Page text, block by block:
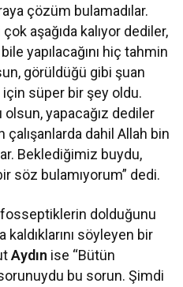
çözüm bulamadılar.
aşağıda kalıyor dediler,
yapılacağını hiç tahmin
görüldüğü gibi şuan
için süper bir şey oldu.
olsun, yapacağız dediler
çalışanlarda dahil Allah bin
Beklediğimiz buydu,
söz bulamıyorum” dedi.
fosseptiklerin dolduğunu
söyleyen bir
Aydın ise “Bütün
bu sorun. Şimdi